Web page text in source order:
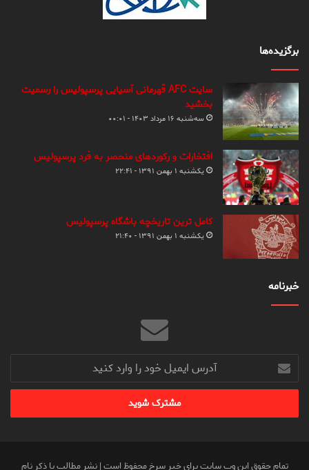
برگزیده‌ها
سایت AFC قهرمانی آسیایی پرسپولیس را رسمیت
بخشید
سه‌شنبه ۱۶ مرداد ۱۴۰۳ - ۰۰:۰۱
افتخارات و رکوردهای منحصر به فرد پرسپولیس
یکشنبه ۱ بهمن ۱۳۹۱ - ۲۲:۴۱
کامل ترین تاریخچه باشگاه پرسپولیس
یکشنبه ۱ بهمن ۱۳۹۱ - ۲۱:۴۰
خبرنامه
آدرس
ایمیل
خود
وارد
تمام حقوق این وب سایت برای خبر سرخ محفوظ است | نشر مطالب با ذکر نام